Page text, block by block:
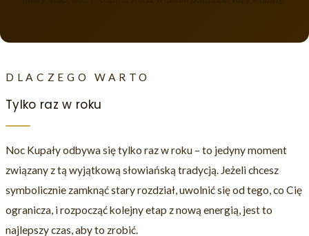
DLACZEGO WARTO
Tylko raz w roku
Noc Kupały odbywa się tylko raz w roku – to jedyny moment
związany z tą wyjątkową słowiańską tradycją. Jeżeli chcesz
symbolicznie zamknąć stary rozdział, uwolnić się od tego, co Cię
ogranicza, i rozpocząć kolejny etap z nową energią, jest to
najlepszy czas, aby to zrobić.